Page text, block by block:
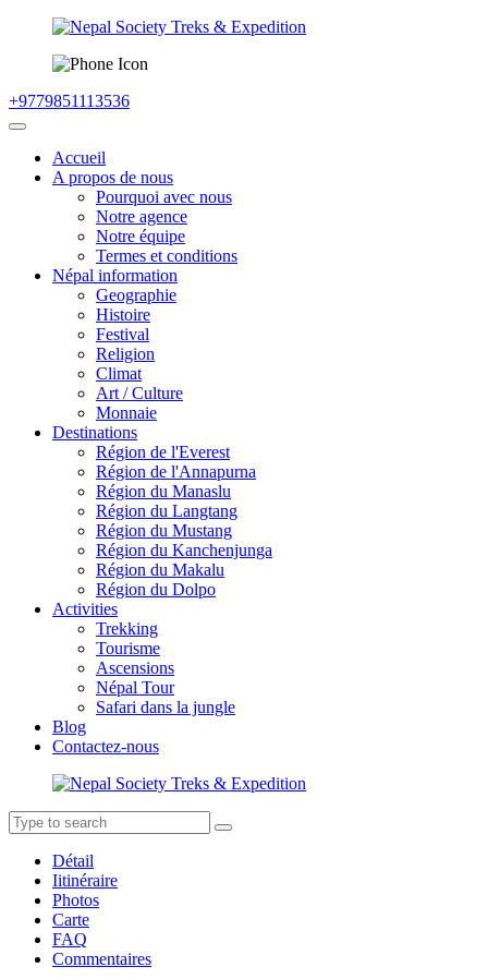
+9779851113536
Accueil
A propos de nous
Pourquoi avec nous
Notre agence
Notre équipe
Termes et conditions
Népal information
Geographie
Histoire
Festival
Religion
Climat
Art / Culture
Monnaie
Destinations
Région de l'Everest
Région de l'Annapurna
Région du Manaslu
Région du Langtang
Région du Mustang
Région du Kanchenjunga
Région du Makalu
Région du Dolpo
Activities
Trekking
Tourisme
Ascensions
Népal Tour
Safari dans la jungle
Blog
Contactez-nous
Détail
Iitinéraire
Photos
Carte
FAQ
Commentaires